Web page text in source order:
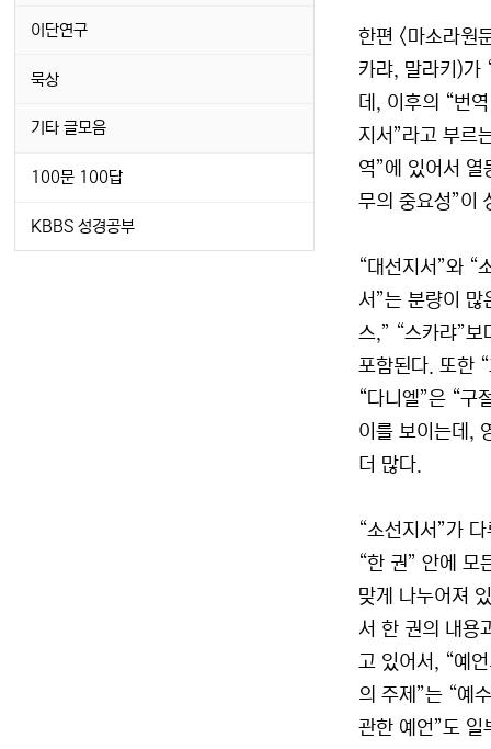
한편 <마소라원
카랴, 말라키)가
데, 이후의 “번
지서”라고 부르
역”에 있어서
무의 중요성”이
“대선지서”와 “
서”는 분량이 많
스,” “스카랴”
포함된다. 또한
“다니엘”은 “구
이를 보이는데,
더 많다.
“소선지서”가
“한 권” 안에 모
맞게 나누어져
서 한 권의 내용
고 있어서, “예
의 주제”는 “예
관한 예언”도 일
이단연구
묵상
기타 글모음
100문 100답
KBBS 성경공부